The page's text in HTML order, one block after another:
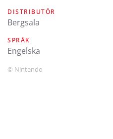
DISTRIBUTÖR
Bergsala
SPRÅK
engelska
© Nintendo